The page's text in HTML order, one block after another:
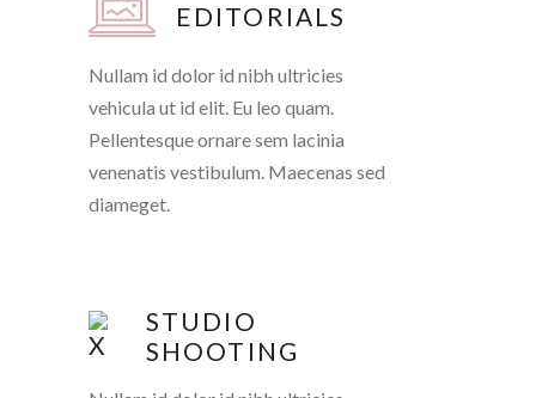
EDITORIALS
Nullam id dolor id nibh ultricies
vehicula ut id elit. Eu leo quam.
Pellentesque ornare sem lacinia
venenatis vestibulum. Maecenas sed
diameget.
STUDIO
SHOOTING